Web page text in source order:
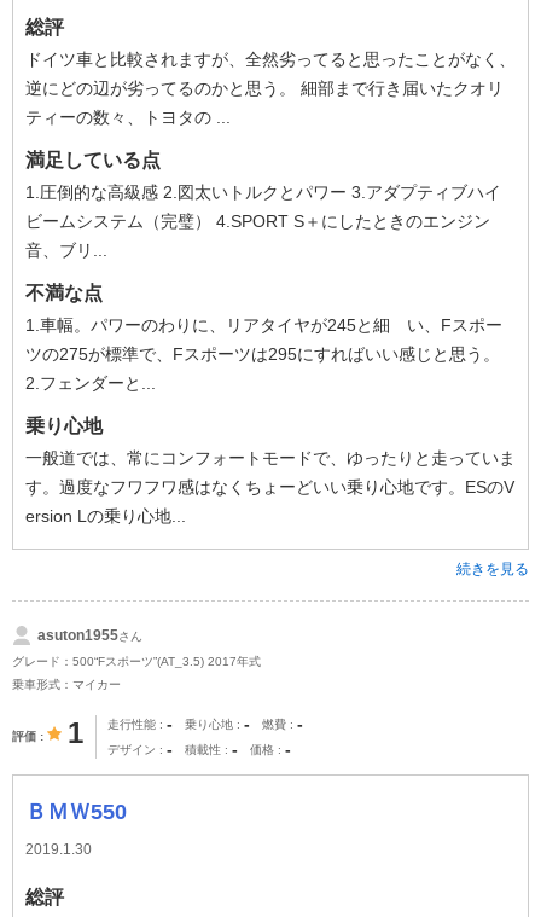
総評
ドイツ車と比較されますが、全然劣ってると思ったことがなく、
逆にどの辺が劣ってるのかと思う。 細部まで行き届いたクオリ
ティーの数々、トヨタの ...
満足している点
1.圧倒的な高級感 2.図太いトルクとパワー 3.アダプティブハイ
ビームシステム（完璧） 4.SPORT S＋にしたときのエンジン
音、ブリ...
不満な点
1.車幅。パワーのわりに、リアタイヤが245と細 い、Fスポー
ツの275が標準で、Fスポーツは295にすればいい感じと思う。
2.フェンダーと...
乗り心地
一般道では、常にコンフォートモードで、ゆったりと走っていま
す。過度なフワフワ感はなくちょーどいい乗り心地です。ESのV
ersion Lの乗り心地...
続きを見る
asuton1955さん
グレード：500“Fスポーツ”(AT_3.5) 2017年式
乗車形式：マイカー
評価 1 走行性能 - 乗り心地 - 燃費 -
デザイン - 積載性 - 価格 -
ＢＭＷ550
2019.1.30
総評